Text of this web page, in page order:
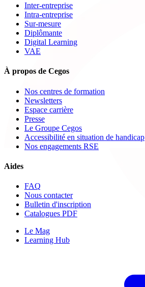
Inter-entreprise
Intra-entreprise
Sur-mesure
Diplômante
Digital Learning
VAE
À propos de Cegos
Nos centres de formation
Newsletters
Espace carrière
Presse
Le Groupe Cegos
Accessibilité en situation de handicap
Nos engagements RSE
Aides
FAQ
Nous contacter
Bulletin d'inscription
Catalogues PDF
Le Mag
Learning Hub